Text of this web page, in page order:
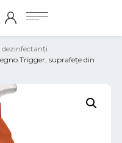
Trigger, suprafeţe din